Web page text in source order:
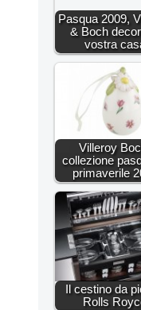
Pasqua 2009,
& Boch
vostra
Villeroy
collezione
primaverile
Il cestino da
Rolls